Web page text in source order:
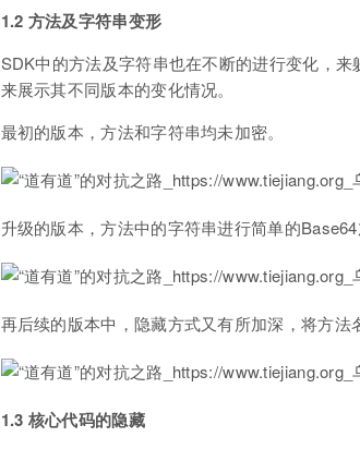
1.2 方法及字符串变形
SDK中的方法及字符串也在不断的进行变化，
来展示其不同版本的变化情况。
最初的版本，方法和字符串均未加密。
升级的版本，方法中的字符串进行简单的Base64
再后续的版本中，隐藏方式又有所加深，将方法
1.3 核心代码的隐藏